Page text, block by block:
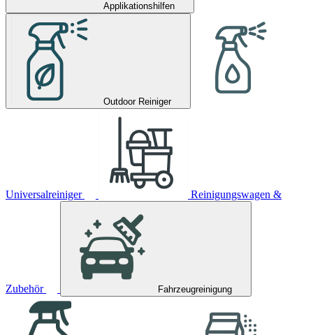
Applikationshilfen
Outdoor Reiniger
Universalreiniger Reinigungswagen &
Zubehör Fahrzeugreinigung